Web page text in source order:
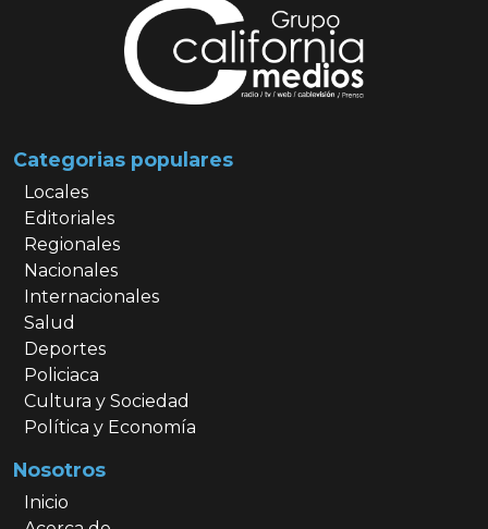
Categorias populares
Locales
Editoriales
Regionales
Nacionales
Internacionales
Salud
Deportes
Policiaca
Cultura y Sociedad
Política y Economía
Nosotros
Inicio